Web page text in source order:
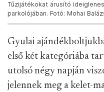
Tűzijátékokat árusító
parkolójában. Fotó: Mohai
Gyulai
első két kategóriába
utolsó négy napján
jelennek meg a kelet-